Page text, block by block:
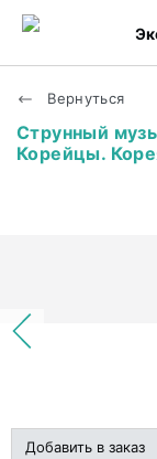
Вернуться
Струнный
Корейцы.
Добавить в заказ